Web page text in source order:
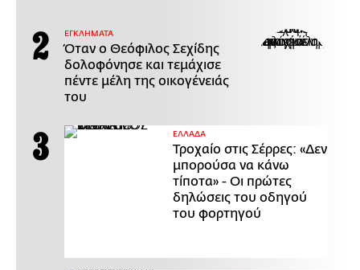
ΕΓΚΛΗΜΑΤΑ
Όταν ο Θεόφιλος Σεχίδης
δολοφόνησε και τεμάχισε
πέντε μέλη της οικογένειάς
του
ΕΛΛΑΔΑ
Τροχαίο στις Σέρρες: «Δεν
μπορούσα να κάνω
τίποτα» - Οι πρώτες
δηλώσεις του οδηγού
του φορτηγού